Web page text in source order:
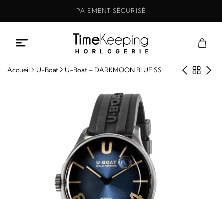
PAIEMENT SÉCURISÉ
Accueil U-Boat U-Boat – DARKMOON BLUE SS